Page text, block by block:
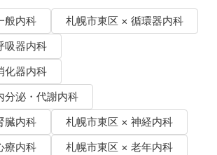
般内科
札幌市東区 × 循環器内科
吸器内科
化器内科
分泌・代謝内科
臓内科
札幌市東区 × 神経内科
療内科
札幌市東区 × 老年内科